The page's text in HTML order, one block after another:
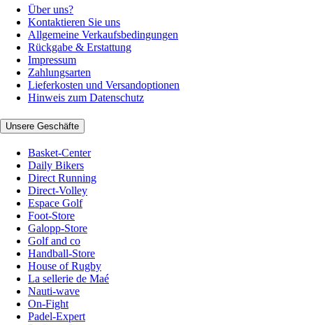
Über uns?
Kontaktieren Sie uns
Allgemeine Verkaufsbedingungen
Rückgabe & Erstattung
Impressum
Zahlungsarten
Lieferkosten und Versandoptionen
Hinweis zum Datenschutz
Unsere Geschäfte
Basket-Center
Daily Bikers
Direct Running
Direct-Volley
Espace Golf
Foot-Store
Galopp-Store
Golf and co
Handball-Store
House of Rugby
La sellerie de Maé
Nauti-wave
On-Fight
Padel-Expert